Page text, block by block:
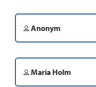
Anonym
Maria Holm